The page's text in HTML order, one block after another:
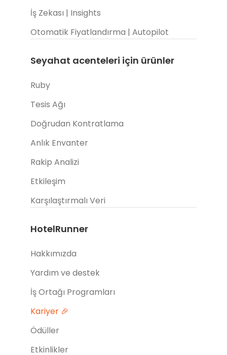
İş Zekası | Insights
Otomatik Fiyatlandırma | Autopilot
Seyahat acenteleri için ürünler
Ruby
Tesis Ağı
Doğrudan Kontratlama
Anlık Envanter
Rakip Analizi
Etkileşim
Karşılaştırmalı Veri
HotelRunner
Hakkımızda
Yardım ve destek
İş Ortağı Programları
Kariyer 🎉
Ödüller
Etkinlikler